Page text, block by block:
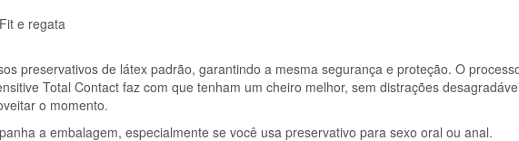
e regata
preservativos de látex padrão, garantindo a mesma segurança e proteção. O
Total Contact faz com que tenham um cheiro melhor, sem distrações
o momento.
a embalagem, especialmente se você usa preservativo para sexo oral ou anal.